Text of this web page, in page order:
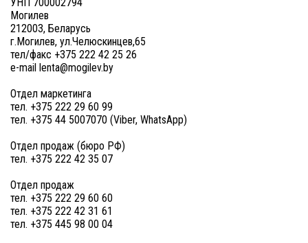
Могилев
212003, Беларусь
г.Могилев, ул.Челюскинцев,65
тел/факс +375 222 42 25 26
e-mail lenta@mogilev.by
Отдел маркетинга
тел. +375 222 29 60 99
тел. +375 44 5007070 (Viber, WhatsApp)
Отдел продаж (бюро РФ)
тел. +375 222 42 35 07
Отдел продаж
тел. +375 222 29 60 60
тел. +375 222 42 31 61
тел. +375 445 98 00 04